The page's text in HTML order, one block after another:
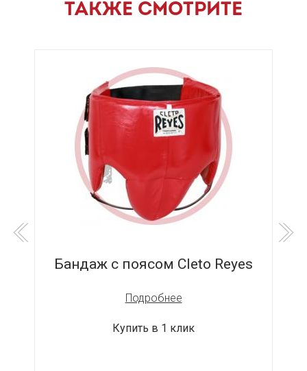
ТАКЖЕ СМОТРИТЕ
Бандаж с поясом Cleto Reyes
Подробнее
Купить в 1 клик